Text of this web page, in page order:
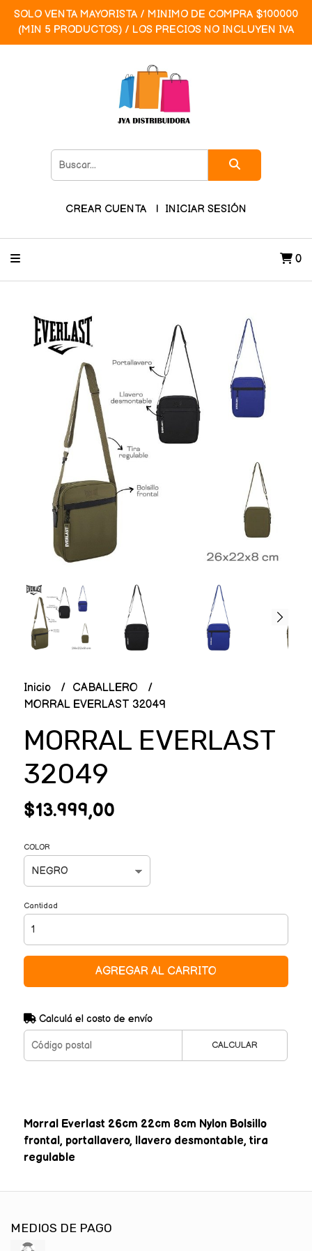
SOLO VENTA MAYORISTA / MINIMO DE COMPRA $100000
(MIN 5 PRODUCTOS) / LOS PRECIOS NO INCLUYEN IVA
CREAR CUENTA INICIAR SESIÓN
0
Inicio
CABALLERO
MORRAL EVERLAST 32049
MORRAL EVERLAST
32049
$13.999,00
COLOR
Cantidad
AGREGAR AL CARRITO
Calculá el costo de envío
CALCULAR
Morral Everlast 26cm 22cm 8cm Nylon Bolsillo
frontal, portallavero, llavero desmontable, tira
regulable
MEDIOS DE PAGO